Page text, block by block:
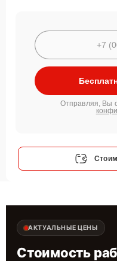
Отправляя, Вы
АКТУАЛЬНЫЕ ЦЕНЫ
Стоимость